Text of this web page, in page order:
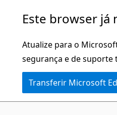
Este browser já
Atualize para o
segurança e de suporte
Transferir Microsoft